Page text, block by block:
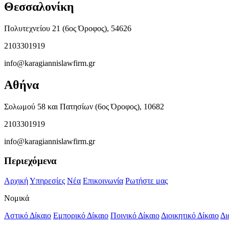
Θεσσαλονίκη
Πολυτεχνείου 21 (6ος Όροφος), 54626
2103301919
info@karagiannislawfirm.gr
Αθήνα
Σολωμού 58 και Πατησίων (6ος Όροφος), 10682
2103301919
info@karagiannislawfirm.gr
Περιεχόμενα
ΑρχικήΥπηρεσίες Νέα Επικοινωνία Ρωτήστε μας
Νομικά
Αστικό Δίκαιο Εμπορικό Δίκαιο Ποινικό Δίκαιο Διοικητικό Δίκαιο